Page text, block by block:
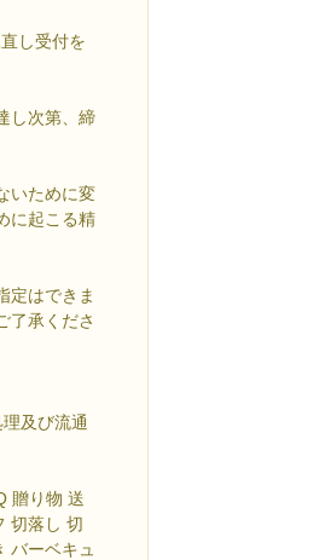
し受付を
し次第、締
いために変
に起こる精
定はできま
了承くださ
及び流通
贈り物 送
切落し 切
バーベキュ